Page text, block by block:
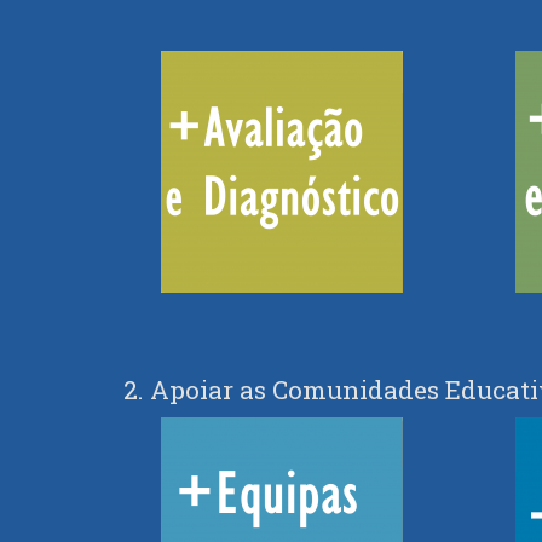
2. Apoiar as Comunidades